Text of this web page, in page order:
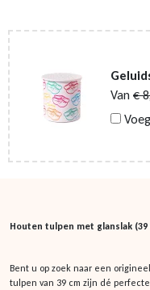
Van €
Houten tulpen met glanslak
Bent u op zoek naar een
tulpen van 39 cm zijn dé